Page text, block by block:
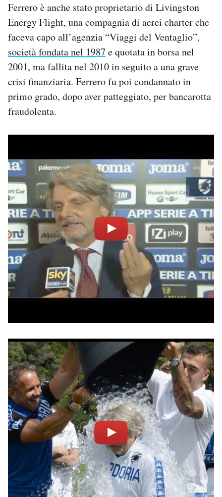
Ferrero è anche stato proprietario di Livingston
Energy Flight, una compagnia di aerei charter che
faceva capo all’agenzia “Viaggi del Ventaglio”,
società fondata nel 1987 e quotata in borsa nel
2001, ma fallita nel 2010 in seguito a una grave
crisi finanziaria. Ferrero fu poi condannato in
primo grado, dopo aver patteggiato, per bancarotta
fraudolenta.